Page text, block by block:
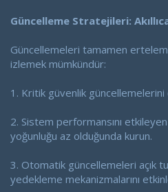
Güncelleme Stratejileri:
Güncellemeleri tamamen
izlemek mümkündür:
1. Kritik güvenlik güncellemelerini
2. Sistem performansını
yoğunluğu az olduğunda kurun.
3. Otomatik güncellemeleri açık
yedekleme mekanizmalarını